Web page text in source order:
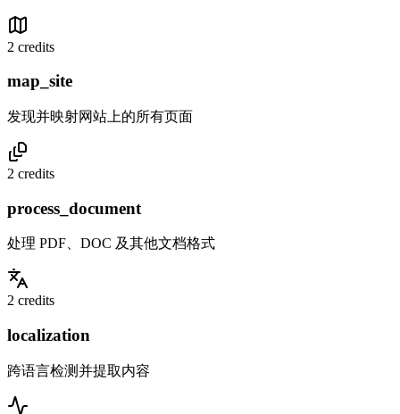
2 credits
map_site
发现并映射网站上的所有页面
2 credits
process_document
处理 PDF、DOC 及其他文档格式
2 credits
localization
跨语言检测并提取内容